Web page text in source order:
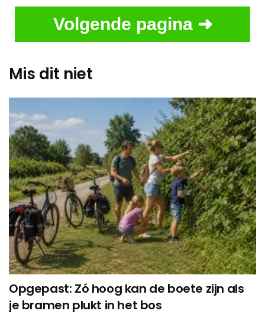
Volgende pagina ➜
Mis dit niet
Opgepast: Zó hoog kan de boete zijn als
je bramen plukt in het bos